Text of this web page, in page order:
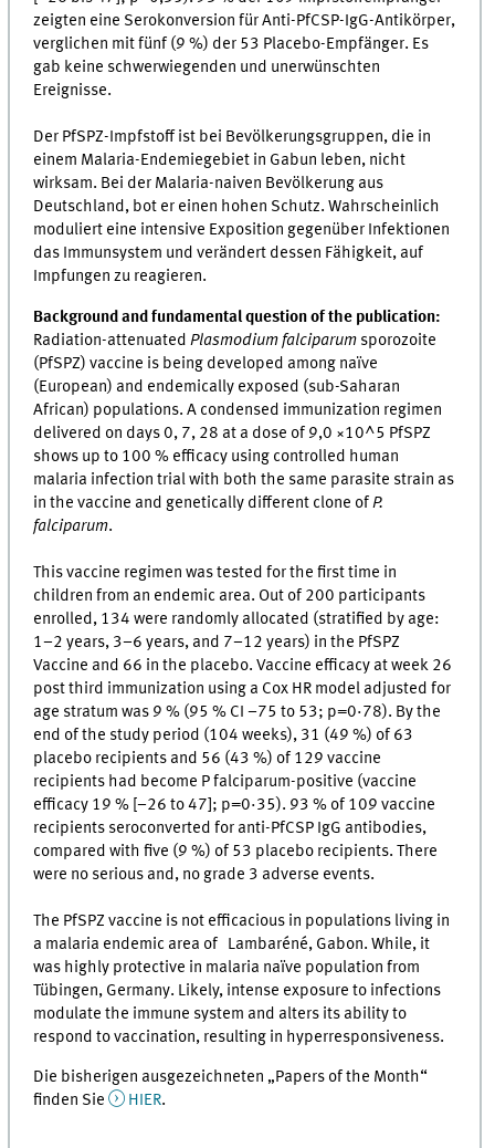
zeigten eine Serokonversion für Anti-PfCSP-IgG-Antikörper,
verglichen mit fünf (9 %) der 53 Placebo-Empfänger. Es
gab keine schwerwiegenden und unerwünschten
Ereignisse.
Der PfSPZ-Impfstoff ist bei Bevölkerungsgruppen, die in
einem Malaria-Endemiegebiet in Gabun leben, nicht
wirksam. Bei der Malaria-naiven Bevölkerung aus
Deutschland, bot er einen hohen Schutz. Wahrscheinlich
moduliert eine intensive Exposition gegenüber Infektionen
das Immunsystem und verändert dessen Fähigkeit, auf
Impfungen zu reagieren.
Background and fundamental question of the publication:
Radiation-attenuatedPlasmodium falciparum sporozoite
(PfSPZ) vaccine is being developed among naïve
(European) and endemically exposed (sub-Saharan
African) populations. A condensed immunization regimen
delivered on days 0, 7, 28 at a dose of 9,0 ×10^5 PfSPZ
shows up to 100 % efficacy using controlled human
malaria infection trial with both the same parasite strain as
in the vaccine and genetically different clone ofP.
falciparum.
This vaccine regimen was tested for the first time in
children from an endemic area. Out of 200 participants
enrolled, 134 were randomly allocated (stratified by age:
1–2 years, 3–6 years, and 7–12 years) in the PfSPZ
Vaccine and 66 in the placebo. Vaccine efficacy at week 26
post third immunization using a Cox HR model adjusted for
age stratum was 9 % (95 % CI −75 to 53; p=0·78). By the
end of the study period (104 weeks), 31 (49 %) of 63
placebo recipients and 56 (43 %) of 129 vaccine
recipients had become P falciparum-positive (vaccine
efficacy 19 % [−26 to 47]; p=0·35). 93 % of 109 vaccine
recipients seroconverted for anti-PfCSP IgG antibodies,
compared with five (9 %) of 53 placebo recipients. There
were no serious and, no grade 3 adverse events.
The PfSPZ vaccine is not efficacious in populations living in
a malaria endemic area of Lambaréné, Gabon. While, it
was highly protective in malaria naïve population from
Tübingen, Germany. Likely, intense exposure to infections
modulate the immune system and alters its ability to
respond to vaccination, resulting in hyperresponsiveness.
Die bisherigen ausgezeichneten „Papers of the Month“
finden Sie
HIER.